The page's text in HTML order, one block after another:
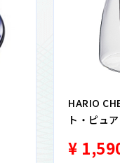
HARIO
ト・ピュ
¥